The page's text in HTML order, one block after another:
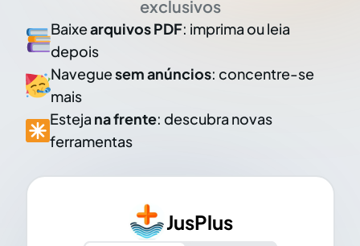
exclusivos
Baixearquivos PDF: imprima ou leia
depois
Naveguesem anúncios: concentre-se
mais
Esteja na frente: descubra novas
ferramentas
JusPlus